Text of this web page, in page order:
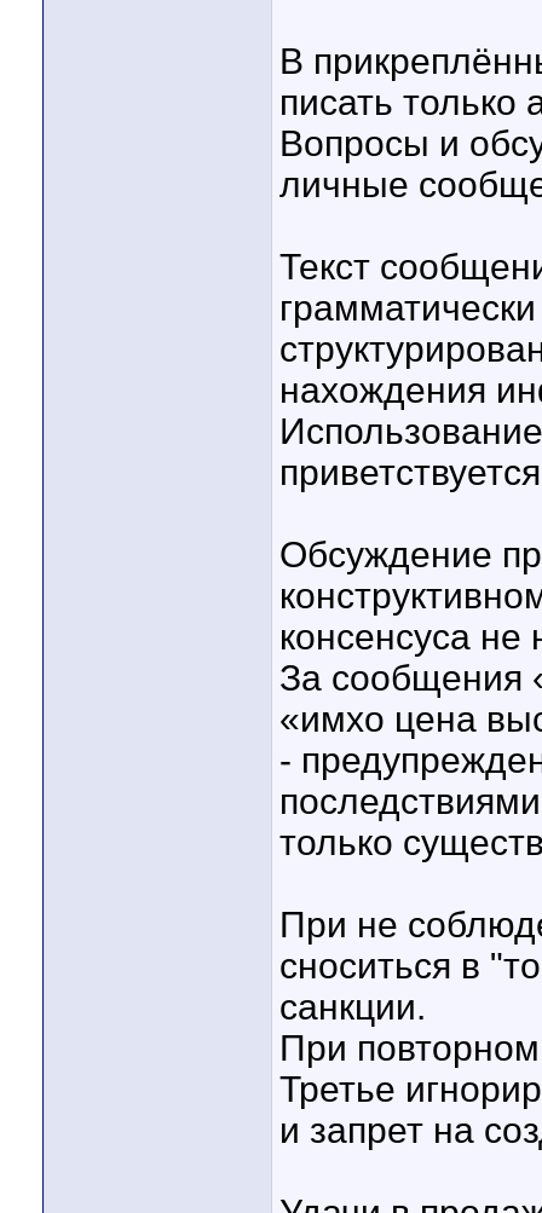
В
писать только
Вопросы и
личные
Текст
нахождения
Обсуждение
консенсуса не
За сообщения
«имхо цена
-
только
При не
сноситься в
санкции.
При
Третье
и запрет на